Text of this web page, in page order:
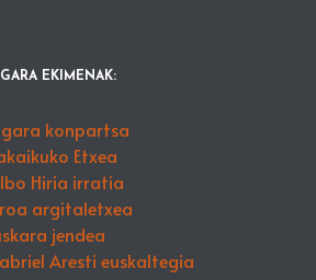
EKIMENAK:
konpartsa
Etxea
Hiria irratia
argitaletxea
jendea
Aresti euskaltegia